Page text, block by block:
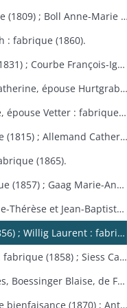
EGUISHEIM - Anonyme : fabrique (1809) ; Boll Anne-Marie : bureau de bienfaisance (1829) ; Brucker François Joseph : fabrique (1846) ; Burglin François Xavier : fabrique (1831) ; Hertzog, de Logelbach, Wehrlé Antoine : hospice (1863) ; Ludwig Jean : fabrique (1829) ; Meyer Véronique : fabrique (1809) ; Raffat Ignace : bureau de bienfaisance (fondation Boll, 1862) ; Schultz Anne-Marie : fabrique (1823) ; Strub Elisabeth : fabrique (1824).
: fabrique (1860).
ENSISHEIM - Burglin : pauvres (1831) ; Courbe François-Ignace : pauvres (1834) ; Goeb Thérèse : fabrique (1870) ; Hobig Joseph, Roth Catherine : fabrique (1832) ; Kaistling Françoise : fabrique (1820) ; Krafft Charles : fabrique (1861) ; Mordilliat Marguerite : fabrique (1835) ; Mutz Anne-Marie : fabrique et pauvres (1833) ; Rumbach Catherine, épouse Schmitt : fabrique (1836) ; Zeller Thérèse : bureau de bienfaisance (1848).
ESCHENTZWILLER - Baumann Catherine, épouse Hurtgraber : fabrique (1849) ; Butsch Henri, Sibus Françoise : fabrique (1855) ; Ernst Jean-Baptiste : fabrique (1853) ; Jeltsch Pancrace : bureau de bienfaisance (1865) ; Rieter Jean-Baptiste : pauvres (1842) ; Wolff Agathe, épouse Reng : fabrique (1840).
FELDBACH - Boeglin Anne-Marie, épouse Vetter : fabrique et pauvres (1850-1853).
FELDKIRCH - Anonyme : fabrique (1815) ; Allemand Catherine : fabrique (1840) ; Friess Marie-Anne : fabrique de Bollwiller et Feldkirch (1825) (voir aussi Bollwiller) ; Geiller Apolline, épouse Riber : fabrique (1847) ; Neff Etienne, Michel Madeleine, épouse Martin, de Bollwiller : fabrique (1834) ; Pfulb François-Joseph : fabriques de Feldkirch et Bollwiller (1819) ; Pfulb Rémi, de Bollwiller : fabrique (1835-1846) ; épouse Pfulb Richard, Mayer Catherine, épouse Zagula, Strieh Elisabeth, épouse Fries : fabrique (1838) ; Strub Rémi, père, Durwell Jean-Adam : fabrique (1834) ; Willemann Marie-Anne, épouse Riber : fabrique (1839).
(1865).
FERRETTE - Bigennwald : fabrique (1857) ; Gaag Marie-Anne : bureau de bienfaisance et fabrique de Traubach-le-Haut (1869-1870) ; Gerbaulet Guillaume : bureau de bienfaisance et commune (1845-1858) ; Koechlin André : bureau de bienfaisance (1847) ; Schirmer, de Colmar : bureau de bienfaisance (1847).
FESSENHEIM - Heimburger Marie-Thérèse et Jean-Baptiste : fabrique (1862-1868) ; Schönauer Jacques : fabrique (1845).
FISLIS - Gerry Jean : fabrique (1856) ; Willig Laurent : fabrique (1853).
FLAXLANDEN - Helgen Georges : fabrique (1858) ; Siess Catherine, épouse Meyer : fabrique (1846) ; Steib Catherine, épouse Helgen : fabrique (1854) ; Steib Elisabeth, épouse Sies : fabrique (1851).
FOLGENSBOURG - Blauel Jacques, Boessinger Blaise, de Folgensbourg, Linder Anne-Marie, épouse Duringer, Moser, de Hagenthal-le-Haut, Runser Jacques, Runser Simon, héritiers Studer Philippe, Thannberger de Blotzheim : fabrique (1834-1839) ; Wicky Marie-Anne : commune (1865).
FRELAND - Anonyme : bureau de bienfaisance (1870) ; Antoine Jean-Nicolas : bureau de bienfaisance (1862) ; Bertrand Catherine : commune, fabrique et école (1823) ; Bertrand Marie-Catherine : fabrique (1853) ; Herqué Antoine : bureau de bienfaisance (1856).